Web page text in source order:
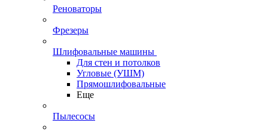
Реноваторы
Фрезеры
Шлифовальные машины
Для стен и потолков
Угловые (УШМ)
Прямошлифовальные
Еще
Пылесосы